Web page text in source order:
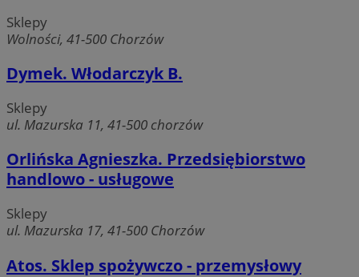
Sklepy
Wolności, 41-500 Chorzów
Dymek. Włodarczyk B.
Sklepy
ul. Mazurska 11, 41-500 chorzów
Orlińska Agnieszka. Przedsiębiorstwo
handlowo - usługowe
Sklepy
ul. Mazurska 17, 41-500 Chorzów
Atos. Sklep spożywczo - przemysłowy